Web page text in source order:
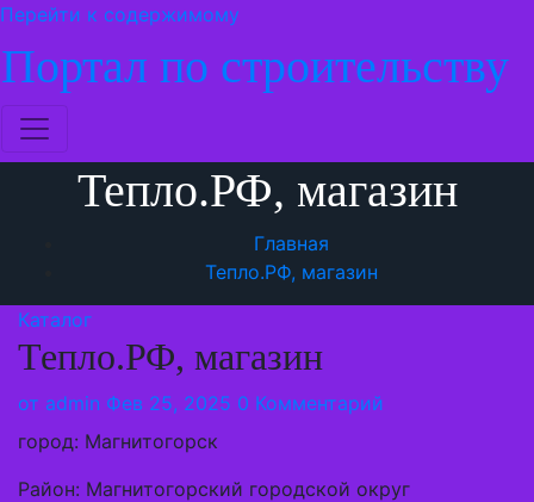
Перейти к содержимому
Портал по строительству
Тепло.РФ, магазин
Главная
Тепло.РФ, магазин
Каталог
Тепло.РФ, магазин
от admin Фев 25, 2025 0 Комментарий
город: Магнитогорск
Район: Магнитогорский городской округ